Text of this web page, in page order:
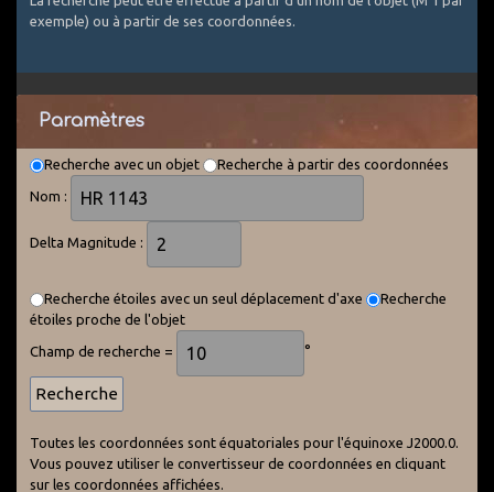
exemple) ou à partir de ses coordonnées.
Paramètres
Recherche avec un objet Recherche à partir des coordonnées
Nom :
Delta Magnitude :
Recherche étoiles avec un seul déplacement d'axe
Recherche
étoiles proche de l'objet
Champ de recherche = °
Toutes les coordonnées sont équatoriales pour l'équinoxe J2000.0.
Vous pouvez utiliser le convertisseur de coordonnées en cliquant
sur les coordonnées affichées.